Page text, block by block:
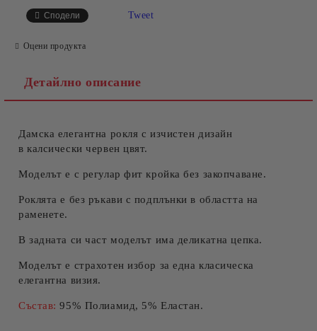
Съгласен съм сПолитиката за лични данни
Ние ще се свържем с вас в рамките на работния ден.
Сподели Tweet
Оцени продукта
Детайлно описание
Дамска елегантна рокля с изчистен дизайн
в калсически червен цвят.
Моделът е с регулар фит кройка без закопчаване.
Роклята е без ръкави с подплънки в областта на
раменете.
В задната си част моделът има деликатна цепка.
Моделът е страхотен избор за една класическа
елегантна визия.
Състав:95% Полиамид, 5% Еластан.